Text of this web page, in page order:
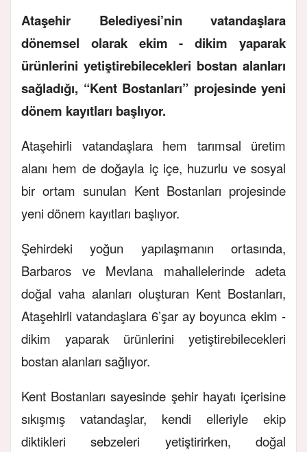
Ataşehir Belediyesi’nin vatandaşlara
dönemsel olarak ekim - dikim yaparak
ürünlerini yetiştirebilecekleri bostan alanları
sağladığı, “Kent Bostanları” projesinde yeni
dönem kayıtları başlıyor.
Ataşehirli vatandaşlara hem tarımsal üretim
alanı hem de doğayla iç içe, huzurlu ve sosyal
bir ortam sunulan Kent Bostanları projesinde
yeni dönem kayıtları başlıyor.
Şehirdeki yoğun yapılaşmanın ortasında,
Barbaros ve Mevlana mahallelerinde adeta
doğal vaha alanları oluşturan Kent Bostanları,
Ataşehirli vatandaşlara 6’şar ay boyunca ekim -
dikim yaparak ürünlerini yetiştirebilecekleri
bostan alanları sağlıyor.
Kent Bostanları sayesinde şehir hayatı içerisine
sıkışmış vatandaşlar, kendi elleriyle ekip
diktikleri sebzeleri yetiştirirken, doğal